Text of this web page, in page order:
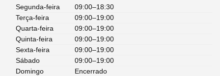
Segunda-feira
09:00–18:30
Terça-feira
09:00–19:00
Quarta-feira
09:00–19:00
Quinta-feira
09:00–19:00
Sexta-feira
09:00–19:00
Sábado
09:00–19:00
Domingo
Encerrado